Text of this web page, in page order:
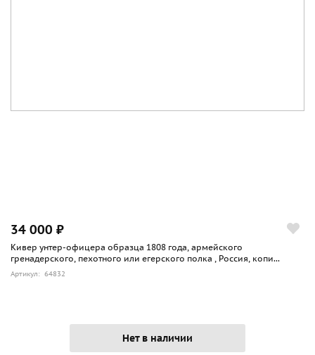
34 000 ₽
Кивер унтер-офицера образца 1808 года, армейского
гренадерского, пехотного или егерского полка , Россия, копи...
Артикул: 64832
Нет в наличии